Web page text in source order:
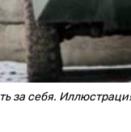
за себя.